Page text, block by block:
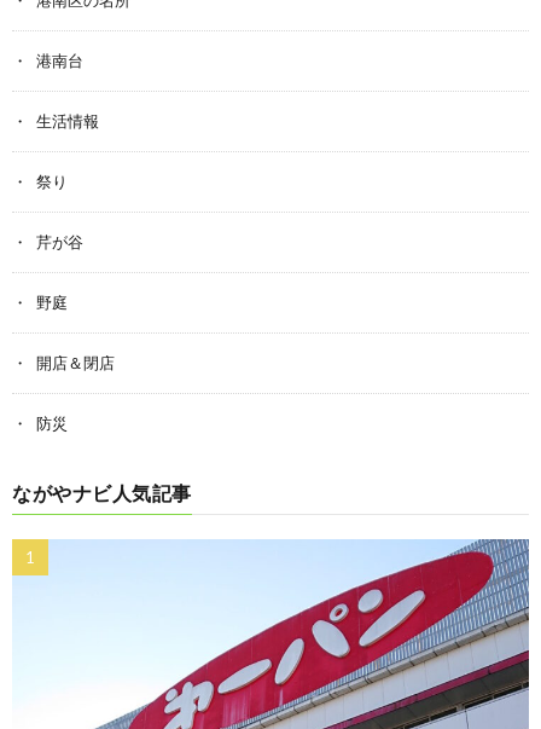
港南台
生活情報
祭り
芹が谷
野庭
開店＆閉店
防災
ながやナビ人気記事